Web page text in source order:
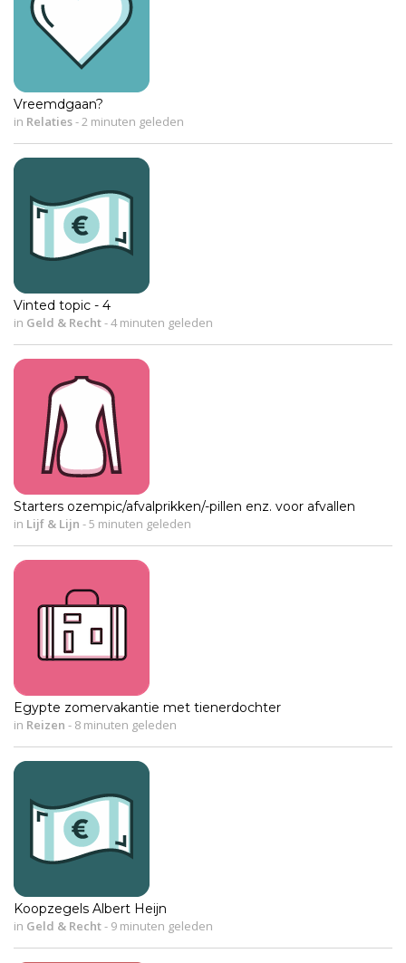
Vreemdgaan?
in Relaties- 2 minuten geleden
Vinted topic - 4
in Geld & Recht-4 minuten geleden
Starters ozempic/afvalprikken/-pillen enz. voor afvallen
in Lijf & Lijn -5 minuten geleden
Egypte zomervakantie met tienerdochter
in Reizen - 8 minuten geleden
Koopzegels Albert Heijn
in Geld & Recht- 9 minuten geleden